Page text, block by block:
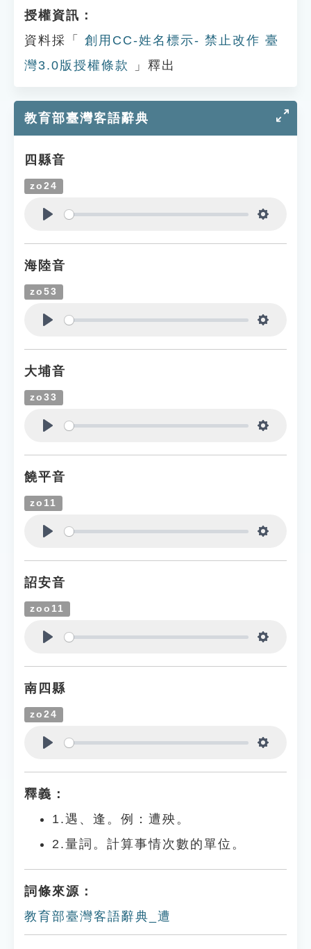
授權資訊：
資料採「
創用CC-姓名標示- 禁止改作 臺
灣3.0版授權條款
」釋出
教育部臺灣客語辭典
四縣音
zo24
海陸音
zo53
大埔音
zo33
饒平音
zo11
詔安音
zoo11
南四縣
zo24
釋義：
1.遇、逢。例：遭殃。
2.量詞。計算事情次數的單位。
詞條來源：
教育部臺灣客語辭典_遭